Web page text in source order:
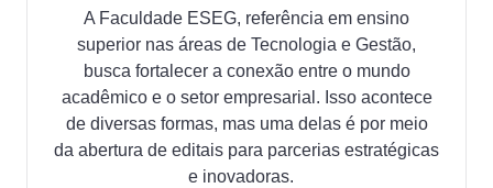
A Faculdade ESEG, referência em ensino
superior nas áreas de Tecnologia e Gestão,
busca fortalecer a conexão entre o mundo
acadêmico e o setor empresarial. Isso acontece
de diversas formas, mas uma delas é por meio
da abertura de editais para parcerias estratégicas
e inovadoras.